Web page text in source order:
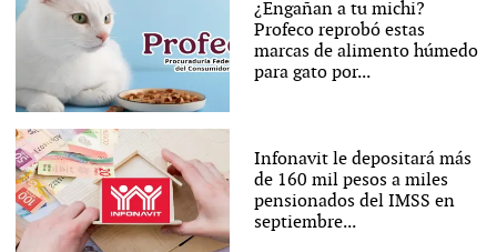
¿Engañan a tu michi?
Profeco reprobó estas
marcas de alimento húmedo
para gato por...
Infonavit le depositará más
de 160 mil pesos a miles
pensionados del IMSS en
septiembre...